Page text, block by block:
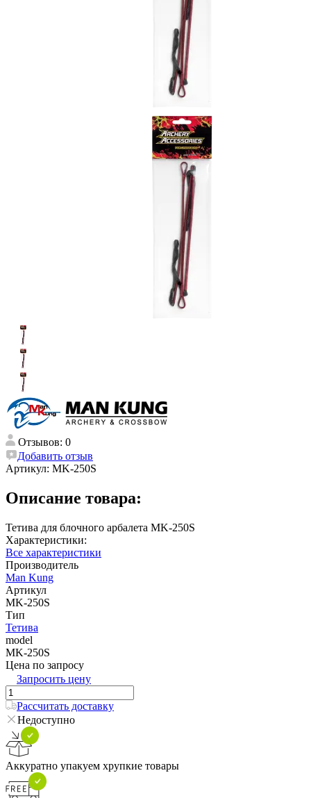
Отзывов: 0
Добавить отзыв
Артикул: MK-250S
Описание товара:
Тетива для блочного арбалета MK-250S
Характеристики:
Все характеристики
Производитель
Man Kung
Артикул
MK-250S
Тип
Тетива
model
MK-250S
Цена по запросу
Запросить цену
Рассчитать доставку
Недоступно
Аккуратно упакуем хрупкие товары